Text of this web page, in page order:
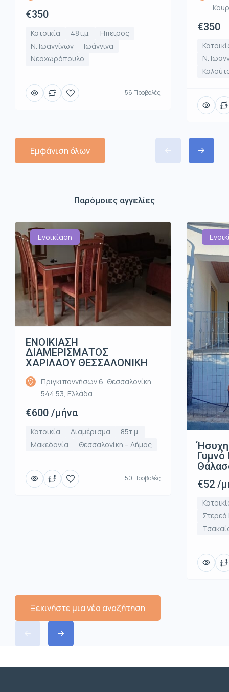
€350
Κατοικία 48τ.μ.
Ηπειρος
Ν. Ιωαννίνων
Ιωάννινα
Νεοχωρόπουλο
56 Προβολές
€350
Ν.
Εμφάνιση όλων
Παρόμοιες αγγελίες
Ενοικίαση
ΕΝΟΙΚΙΑΣΗ
ΔΙΑΜΕΡΙΣΜΑΤΟΣ
ΧΑΡΙΛΑΟΥ ΘΕΣΣΑΛΟΝΙΚΗ
Πριγκιποννήσων 6, Θεσσαλονίκη
544 53, Ελλάδα
€600 /μήνα
Κατοικία Διαμέρισμα
85τ.μ.
Μακεδονία
Θεσσαλονίκη – Δήμος
50 Προβολές
Γυμνό
€52 /
Ξεκινήστε μια νέα αναζήτηση